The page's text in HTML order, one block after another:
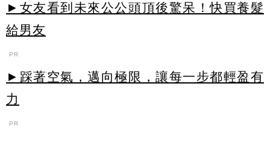
►女友看到未來公公頭頂後驚呆！快買養髮
給男友
PR
►踩著空氣，邁向極限，讓每一步都輕盈有
力
PR